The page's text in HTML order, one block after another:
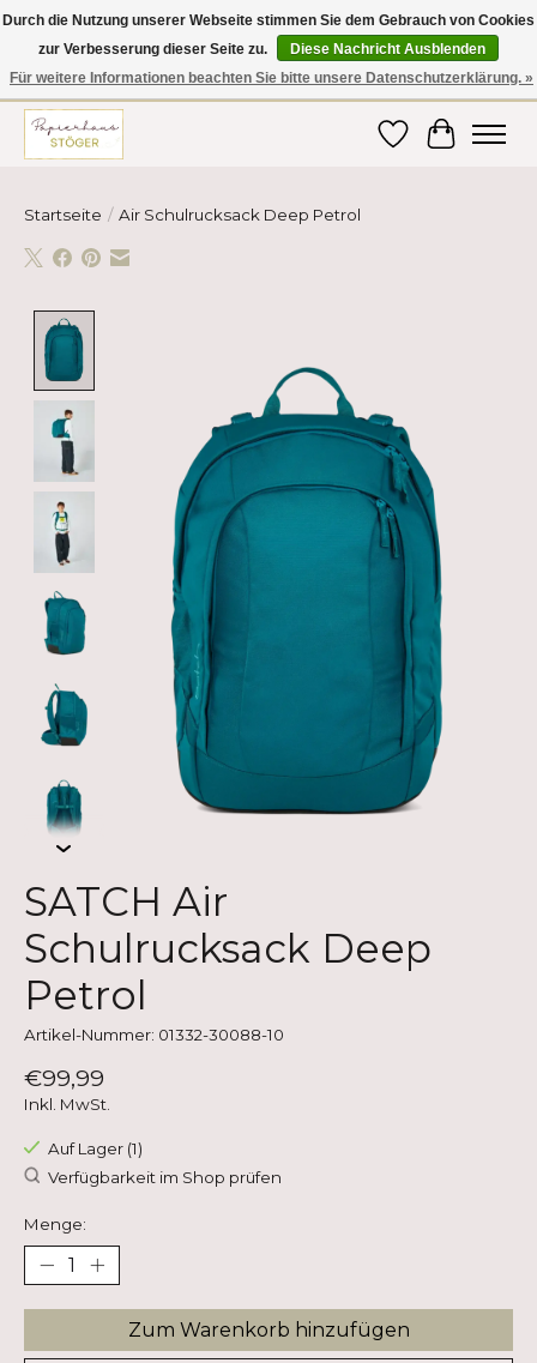
Hier finden Sie hochwertige Produkte im Bereich Schule, Büro, Papier,
Schreiben und vieles mehr! Erhalten Sie Ihre Bestellung bequem nach
Hause oder ins Büro geliefert!
Wunschzettel
Ihr
Startseite / Air Schulrucksack Deep Petrol
SATCH Air
Schulrucksack Deep
Petrol
Artikel-Nummer: 01332-30088-10
€99,99
Inkl. MwSt.
Auf Lager (1)
Verfügbarkeit im Shop prüfen
Menge:
Zum Warenkorb hinzufügen
Durch die Nutzung unserer Webseite stimmen Sie dem Gebrauch von Cookies
zur Verbesserung dieser Seite zu.
Diese Nachricht Ausblenden
Für weitere Informationen beachten Sie bitte unsere Datenschutzerklärung. »